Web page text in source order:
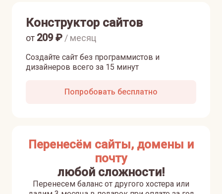
Конструктор сайтов
Создайте сайт без программистов и
дизайнеров всего за 15 минут
от 209₽ / месяц
Попробовать бесплатно
Перенесём сайты, домены и
почту
любой сложности!
Перенесем баланс от другого хостера или